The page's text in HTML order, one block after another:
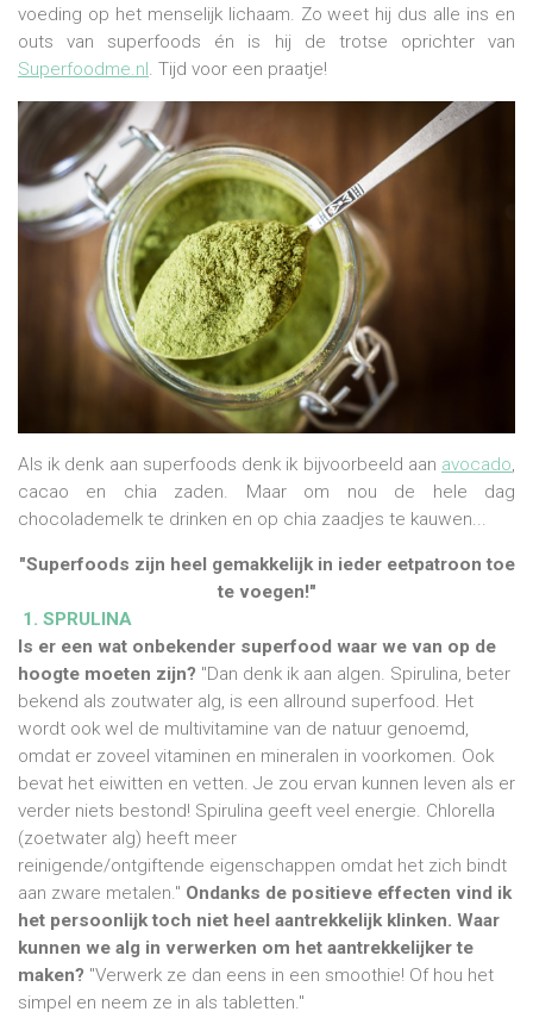
voeding op het menselijk lichaam. Zo weet hij dus alle ins en
outs van superfoods én is hij de trotse oprichter van
Superfoodme.nl. Tijd voor een praatje!
Als ik denk aan superfoods denk ik bijvoorbeeld aan avocado,
cacao en chia zaden. Maar om nou de hele dag
chocolademelk te drinken en op chia zaadjes te kauwen...
"Superfoods zijn heel gemakkelijk in ieder eetpatroon toe
te voegen!"
1. SPRULINA
Is er een wat onbekender superfood waar we van op de
hoogte moeten zijn? "Dan denk ik aan algen. Spirulina, beter
bekend als zoutwater alg, is een allround superfood. Het
wordt ook wel de multivitamine van de natuur genoemd,
omdat er zoveel vitaminen en mineralen in voorkomen. Ook
bevat het eiwitten en vetten. Je zou ervan kunnen leven als er
verder niets bestond! Spirulina geeft veel energie. Chlorella
(zoetwater alg) heeft meer
reinigende/ontgiftende eigenschappen omdat het zich bindt
aan zware metalen." Ondanks de positieve effecten vind ik
het persoonlijk toch niet heel aantrekkelijk klinken. Waar
kunnen we alg in verwerken om het aantrekkelijker te
maken? "Verwerk ze dan eens in een smoothie! Of hou het
simpel en neem ze in als tabletten."